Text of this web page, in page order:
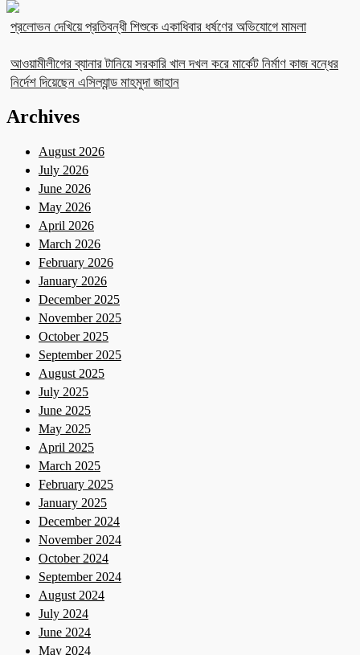
প্রলোভন দেখিয়ে প্রতিবন্ধী শিশুকে একাধিবার ধর্ষণের অভিযোগে মামলা
আওয়ামীলীগের ব্যানার টানিয়ে সরকারি খাল দখল করে মার্কেট নির্মাণ কাজ বন্ধের
নির্দেশ দিয়েছেন এসিল্যান্ড মাহমুদা জাহান
Archives
August 2026
July 2026
June 2026
May 2026
April 2026
March 2026
February 2026
January 2026
December 2025
November 2025
October 2025
September 2025
August 2025
July 2025
June 2025
May 2025
April 2025
March 2025
February 2025
January 2025
December 2024
November 2024
October 2024
September 2024
August 2024
July 2024
June 2024
May 2024